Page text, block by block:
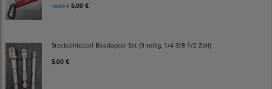
10,00 € 6,00 €
Steckschlüssel Bitadapter Set (3-teilig, 1/4 3/8 1/2 Zoll)
5,00 €